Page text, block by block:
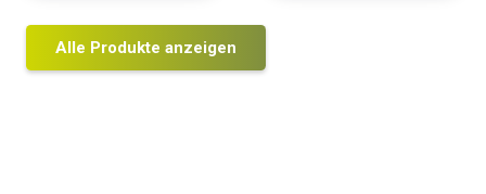
Alle Produkte anzeigen